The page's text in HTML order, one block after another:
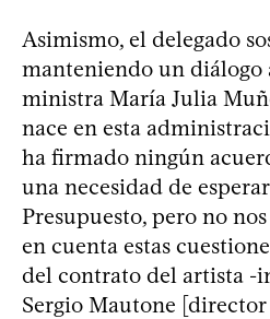
Asimismo, el delegado
manteniendo un diálogo
ministra María Julia
nace en esta
ha firmado ningún
una necesidad de
Presupuesto, pero no
en cuenta estas
del contrato del artista -
Sergio Mautone